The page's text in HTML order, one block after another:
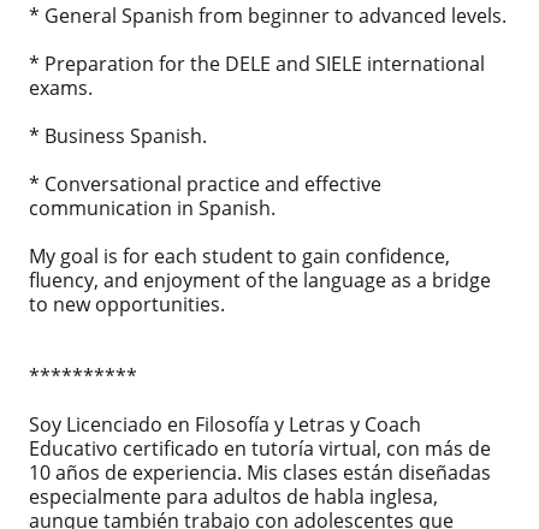
* General Spanish from beginner to advanced levels.
* Preparation for the DELE and SIELE international
exams.
* Business Spanish.
* Conversational practice and effective
communication in Spanish.
My goal is for each student to gain confidence,
fluency, and enjoyment of the language as a bridge
to new opportunities.
**********
Soy Licenciado en Filosofía y Letras y Coach
Educativo certificado en tutoría virtual, con más de
10 años de experiencia. Mis clases están diseñadas
especialmente para adultos de habla inglesa,
aunque también trabajo con adolescentes que